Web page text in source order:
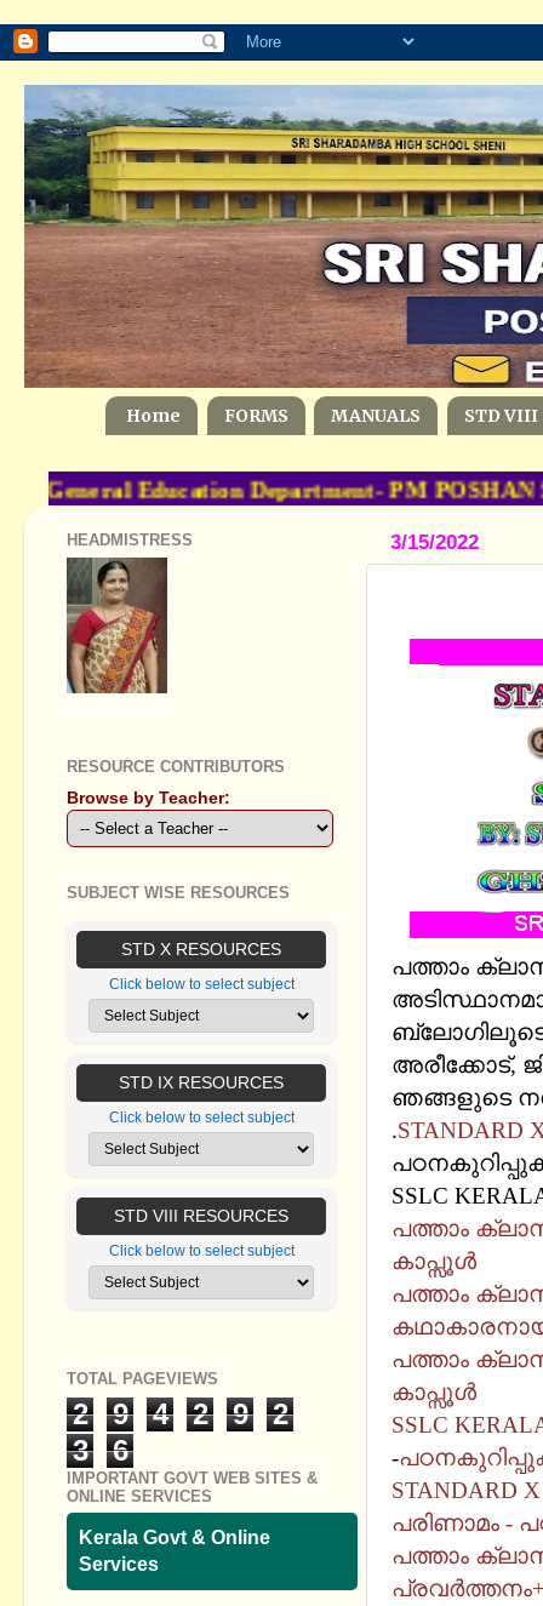
Home FORMS MANUALS STD VIII
General Education Department- PM
3/15/2022
പത്താം
അരീക്കോട്,
ഞങ്ങളുടെ
.STANDARD
SSLC
പത്താം
കാപ്സൂള്‍
പത്താം
പത്താം
കാപ്സൂള്‍
SSLC
-
STANDARD
പരിണാമം -
പത്താം
HEADMISTRESS
RESOURCE CONTRIBUTORS
Browse by Teacher:
SUBJECT WISE RESOURCES
STD X RESOURCES
Click below to select subject
STD IX RESOURCES
Click below to select subject
STD VIII RESOURCES
Click below to select subject
TOTAL PAGEVIEWS
2 9 4 2 9
2
3
6
IMPORTANT GOVT WEB SITES &
ONLINE SERVICES
Kerala Govt & Online
Services